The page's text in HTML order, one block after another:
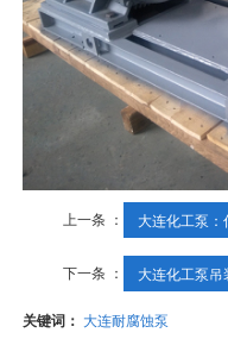
上一条 ： 大连化工泵：
下一条 ：
关键词： 大连耐腐蚀泵